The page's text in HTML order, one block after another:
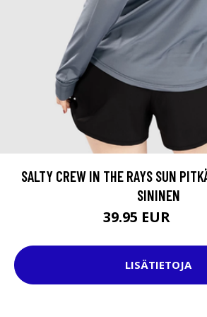
SALTY CREW IN THE RAYS SUN
SININEN
39.95 EUR
LISÄTIETOJA